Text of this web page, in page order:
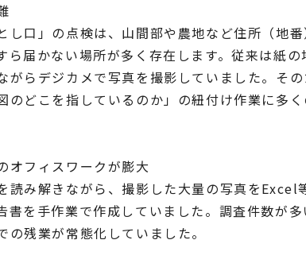
し口」の点検は、山間部や農地など住所（地
ら届かない場所が多く存在します。従来は紙の
がらデジカメで写真を撮影していました。そ
のどこを指しているのか」の紐付け作業に多く
オフィスワークが膨大
読み解きながら、撮影した大量の写真をExcel
書を手作業で作成していました。調査件数が多
残業が常態化していました。